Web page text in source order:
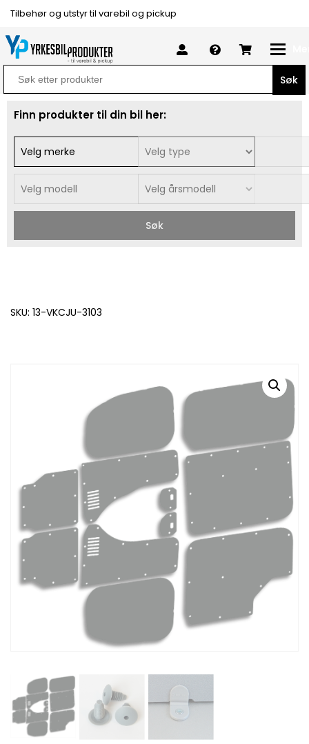
Tilbehør og utstyr til varebil og pickup
Search
for:
Finn produkter til din bil her:
Søk
SKU: 13-VKCJU-3103